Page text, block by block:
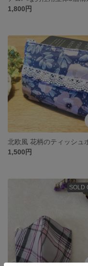
1,800円
北欧風 花柄のティッシュ
1,500円
SOLD